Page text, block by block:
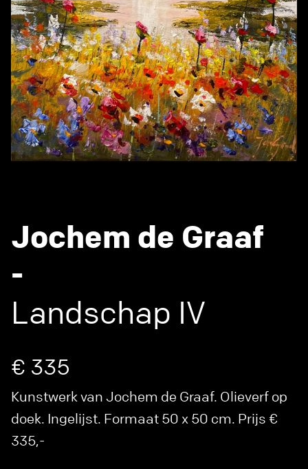
Jochem de Graaf
-
Landschap IV
€ 335
Kunstwerk van Jochem de Graaf. Olieverf op
doek. Ingelijst. Formaat 50 x 50 cm. Prijs €
335,-